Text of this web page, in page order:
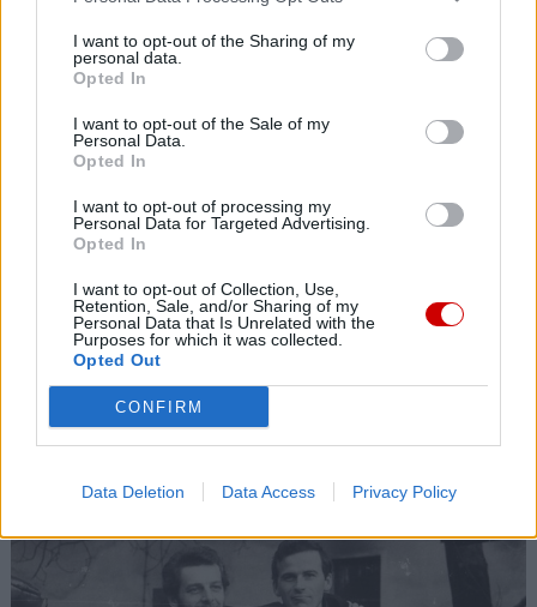
I want to opt-out of the Sharing of my
personal data.
Opted In
I want to opt-out of the Sale of my
Personal Data.
Opted In
I want to opt-out of processing my
Personal Data for Targeted Advertising.
Opted In
I want to opt-out of Collection, Use,
Retention, Sale, and/or Sharing of my
Personal Data that Is Unrelated with the
Purposes for which it was collected.
Opted Out
CONFIRM
Data Deletion Data Access Privacy Policy
Najnowsze
10 sierpnia 2026 | 20:37
Ukraiński minister spraw zagranicznych spotkał się z
nuncjuszem apostolskim w Kijowie
10 sierpnia 2026 | 20:27
10 sierpnia 2026 | 20:23
Prymas Argentyny: nasz lud kocha Papieża
10 sierpnia 2026 | 20:08
Rosja: młodzi katolicy spotkali się na Syberii
Popularne